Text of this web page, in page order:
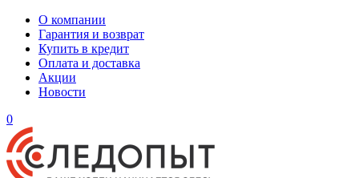
О компании
Гарантия и возврат
Купить в кредит
Оплата и доставка
Акции
Новости
0